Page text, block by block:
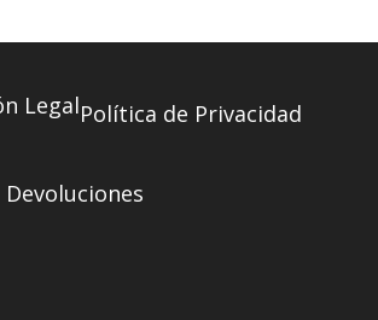
LegalPolítica de Privacidad